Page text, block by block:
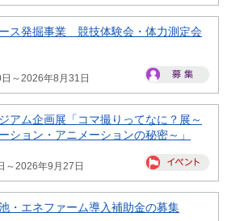
ス発掘事業 競技体験会・体力測定会
～2026年8月31日
アム企画展「コマ撮りってなに？展～
ション・アニメーションの秘密～」
～2026年9月27日
・エネファーム導入補助金の募集